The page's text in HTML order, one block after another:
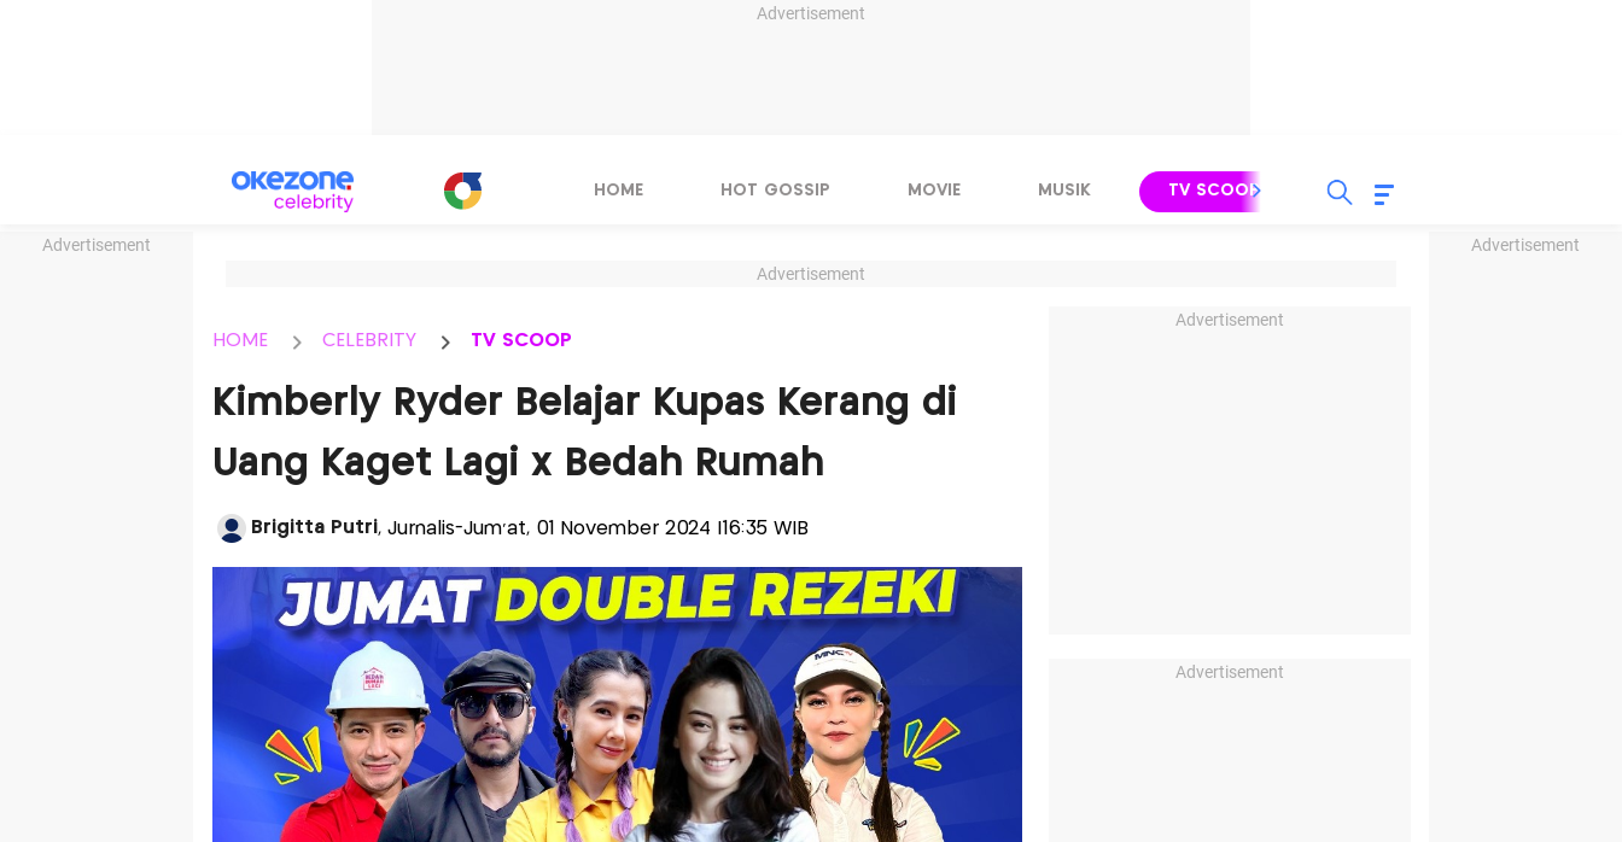
Advertisement
Advertisement Advertisement
HOME HOT GOSSIP MOVIE MUSIK TV SCOOP LIRIK
Advertisement
HOME CELEBRITY TV SCOOP
Kimberly Ryder Belajar Kupas Kerang di
Uang Kaget Lagi x Bedah Rumah
Brigitta Putri, Jurnalis-Jum'at, 01 November 2024 |16:35 WIB
Advertisement
Advertisement